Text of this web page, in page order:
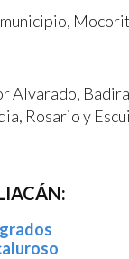
Alvarado,
Rosario y